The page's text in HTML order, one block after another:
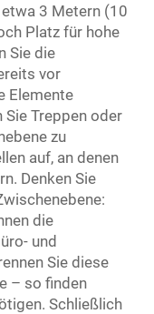
3 Metern (10
Platz für hohe
Sie die
vor
Elemente
Treppen oder
zu
auf, an denen
Denken Sie
die
und
Sie diese
– so finden
Schließlich